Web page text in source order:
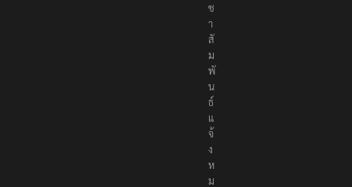
ช
า
สั
ม
พั
น
ธ์
แ
จ้
ง
ห
ม